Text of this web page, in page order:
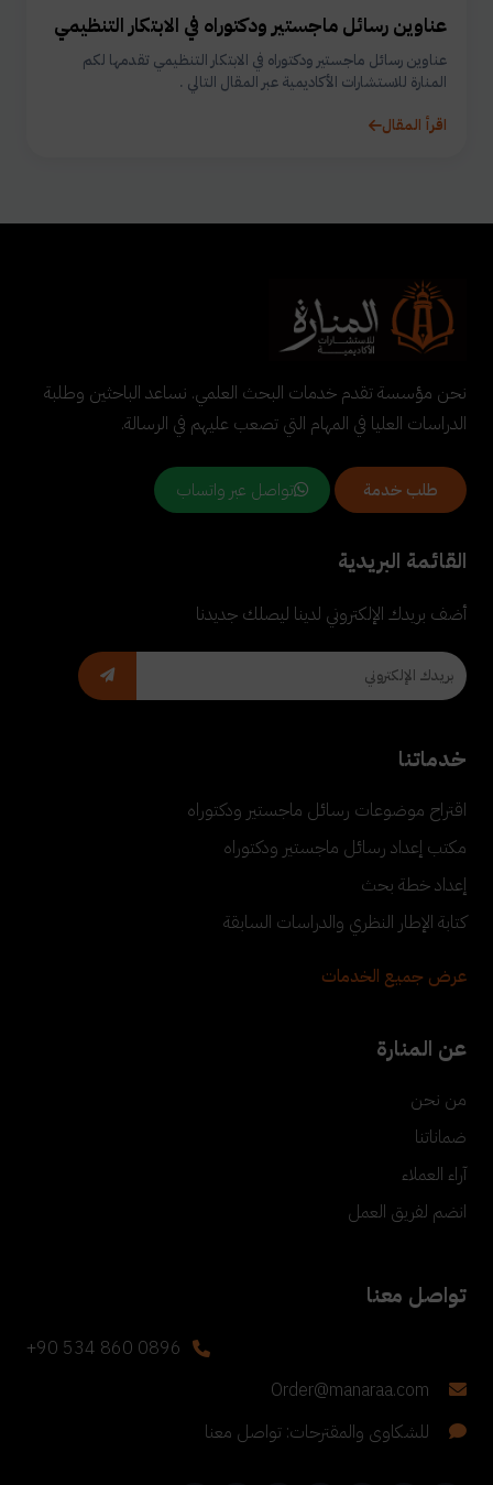
عناوين رسائل ماجستير ودكتوراه في الابتكار التنظيمي
عناوين رسائل ماجستير ودكتوراه في الابتكار التنظيمي تقدمها لكم
المنارة للاستشارات الأكاديمية عبر المقال التالي .
اقرأ المقال
نحن مؤسسة تقدم خدمات البحث العلمي. نساعد الباحثين وطلبة
الدراسات العليا في المهام التي تصعب عليهم في الرسالة.
طلب خدمة تواصل عبر واتساب
القائمة البريدية
أضف بريدك الإلكتروني لدينا ليصلك جديدنا
خدماتنا
اقتراح موضوعات رسائل ماجستير ودكتوراه
مكتب إعداد رسائل ماجستير ودكتوراه
إعداد خطة بحث
كتابة الإطار النظري والدراسات السابقة
عرض جميع الخدمات
عن المنارة
من نحن
ضماناتنا
آراء العملاء
انضم لفريق العمل
تواصل معنا
+90 534 860 0896
Order@manaraa.com
للشكاوى والمقترحات: تواصل معنا